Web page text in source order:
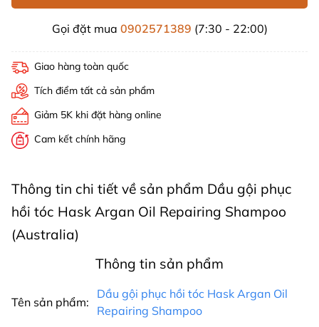
Gọi đặt mua 0902571389 (7:30 - 22:00)
Giao hàng toàn quốc
Tích điểm tất cả sản phẩm
Giảm 5K khi đặt hàng online
Cam kết chính hãng
Thông tin chi tiết về sản phẩm Dầu gội phục
hồi tóc Hask Argan Oil Repairing Shampoo
(Australia)
Thông tin sản phẩm
Tên sản phẩm:
Dầu gội phục hồi tóc Hask Argan Oil
Repairing Shampoo